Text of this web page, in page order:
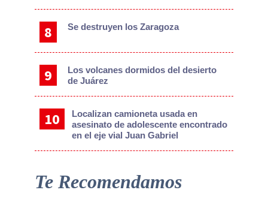
Se destruyen los Zaragoza
Los volcanes dormidos del desierto
de Juárez
Localizan camioneta usada en
asesinato de adolescente encontrado
en el eje vial Juan Gabriel
Te Recomendamos